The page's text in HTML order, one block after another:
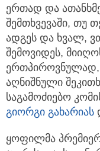
ერთად და
შემთხვევაში, თუ
ადგეს და ხვალ,
შემოვიდეს,
ერთპიროვნულად,
აღნიშნული
საგამოძიებო
გიორგი გახარიას
ყოფილმა